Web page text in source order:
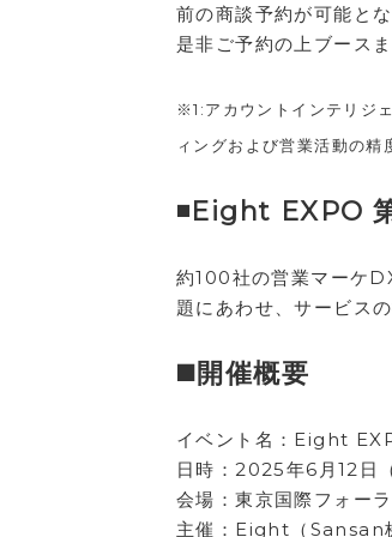
前の商談予約が可能と
是非ご予約の上ブース
※1:アカウントインテリジ
ィングおよび営業活動の精
◾️Eight EXPO
約100社の営業マーケ
題にあわせ、サービス
◼️開催概要
イベント名：Eight
日時：2025年6月12日
会場：東京国際フォー
主催：Eight（Sansan